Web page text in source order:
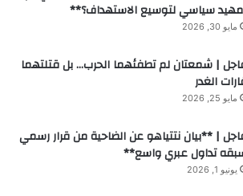
سياسي لتوسيع الاستهداف؟**
مايو 30, 2026
| شمعتان لم تطفئهما الحرب… بل قتلتهما
الغدر
مايو 25, 2026
| **بيان نتتياهو عن الضاحية من قرار رسمي
تداول عبري واسع**
يونيو 1, 2026